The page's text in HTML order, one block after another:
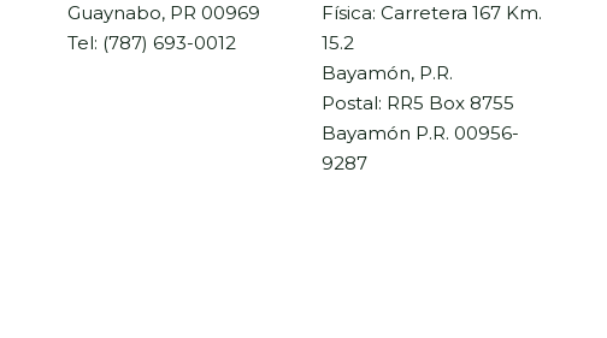
Guaynabo, PR 00969
Tel: (787) 693-0012
Física: Carretera 167 Km.
15.2
Bayamón, P.R.
Postal: RR5 Box 8755
Bayamón P.R. 00956-
9287